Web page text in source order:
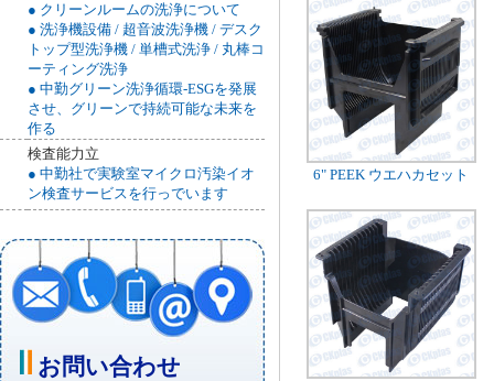
● クリーンルームの洗浄について
● 洗浄機設備 / 超音波洗浄機 / デスク
トップ型洗浄機 / 単槽式洗浄 / 丸棒コ
ーティング洗浄
● 中勤グリーン洗浄循環-ESGを発展
させ、グリーンで持続可能な未来を
作る
検査能力立
● 中勤社で実験室マイクロ汚染イオ
ン検査サービスを行っでいます
お問い合わせ
6" PEEK ウエハカセット